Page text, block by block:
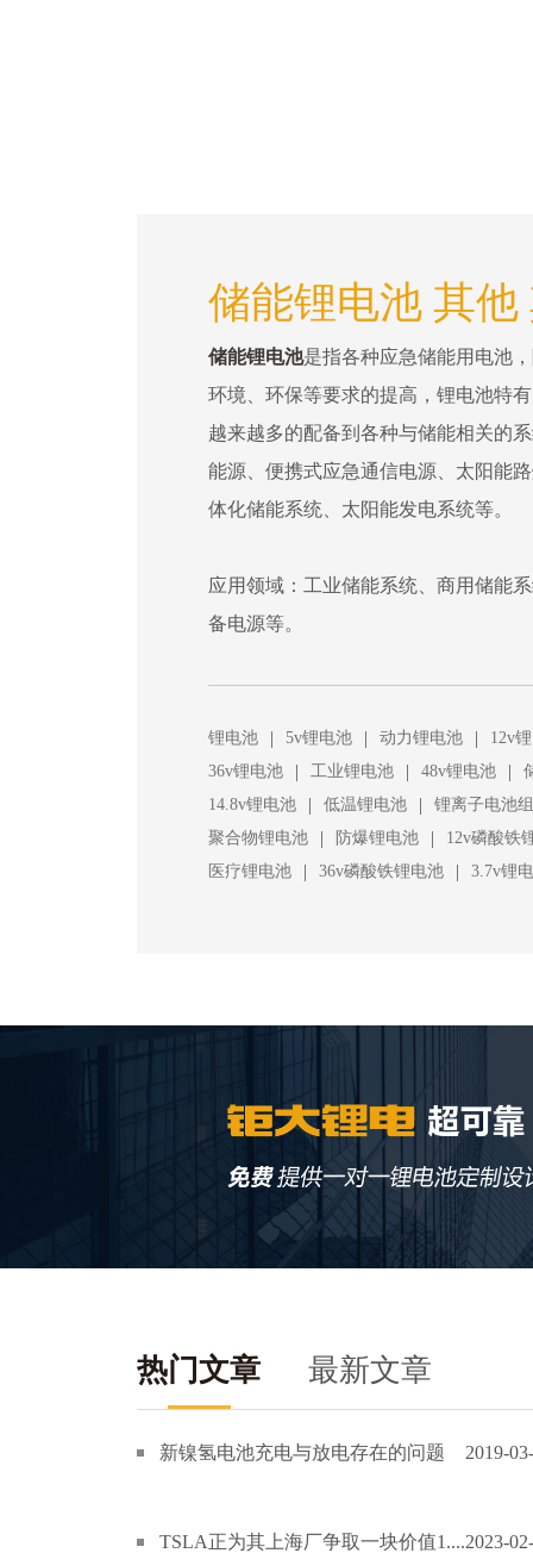
储能锂电池 其他
储能锂电池是指各种应急储能用电池
环境、环保等要求的提高，锂电池特
越来越多的配备到各种与储能相关的
能源、便携式应急通信电源、太阳能
体化储能系统、太阳能发电系统等。
应用领域：工业储能系统、商用储能
备电源等。
锂电池 | 5v锂电池 | 动力锂电池 |
12v
36v锂电池
| 工业锂电池 | 48v锂电池 |
14.8v锂电池
| 低温锂电池 |
锂离子电池组
聚合物锂电池
| 防爆锂电池 |
12v磷酸铁
医疗锂电池
| 36v磷酸铁锂电池 | 3.7v锂
热门文章 最新文章
新镍氢电池充电与放电存在的问题 2019-
TSLA正为其上海厂争取一块价值1....2023-